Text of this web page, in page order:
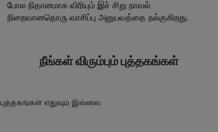
போல நிதானமாக விரியும் இச் சிறு நாவல்
நிறைவானதொரு வாசிப்பு அனுபவத்தை நல்குகிறது.
நீங்கள் விரும்பும் புத்தகங்கள்
புத்தகங்கள் எதுவும் இல்லை